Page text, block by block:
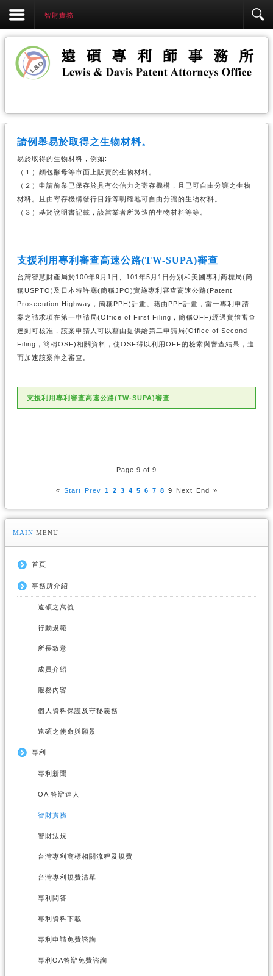
智財實務
請例舉易於取得之生物材料。
易於取得的生物材料，例如:
（１）麵包酵母等市面上販賣的生物材料。
（２）申請前業已保存於具有公信力之寄存機構，且已可自由分讓之生物
材料。且由寄存機構發行目錄等明確地可自由分讓的生物材料。
（３）基於說明書記載，該當業者所製造的生物材料等等。
支援利用專利審查高速公路(TW-SUPA)審查
台灣智慧財產局於100年9月1日、101年5月1日分別和美國專利商標局(簡
稱USPTO)及日本特許廳(簡稱JPO)實施專利審查高速公路(Patent
Prosecution Highway，簡稱PPH)計畫。藉由PPH計畫，當一專利申請
案之請求項在第一申請局(Office of First Filing，簡稱OFF)經過實體審查
達到可核准，該案申請人可以藉由提供給第二申請局(Office of Second
Filing，簡稱OSF)相關資料，使OSF得以利用OFF的檢索與審查結果，進
而加速該案件之審查。
支援利用專利審查高速公路(TW-SUPA)審查
Page 9 of 9
« Start Prev 1 2 3 4 5 6 7 8 9 Next End »
MAIN MENU
首頁
事務所介紹
遠碩之寓義
行動規範
所長致意
成員介紹
服務內容
個人資料保護及守秘義務
遠碩之使命與願景
專利
專利新聞
OA 答辯達人
智財實務
智財法規
台灣專利商標相關流程及規費
台灣專利規費清單
專利問答
專利資料下載
專利申請免費諮詢
專利OA答辯免費諮詢